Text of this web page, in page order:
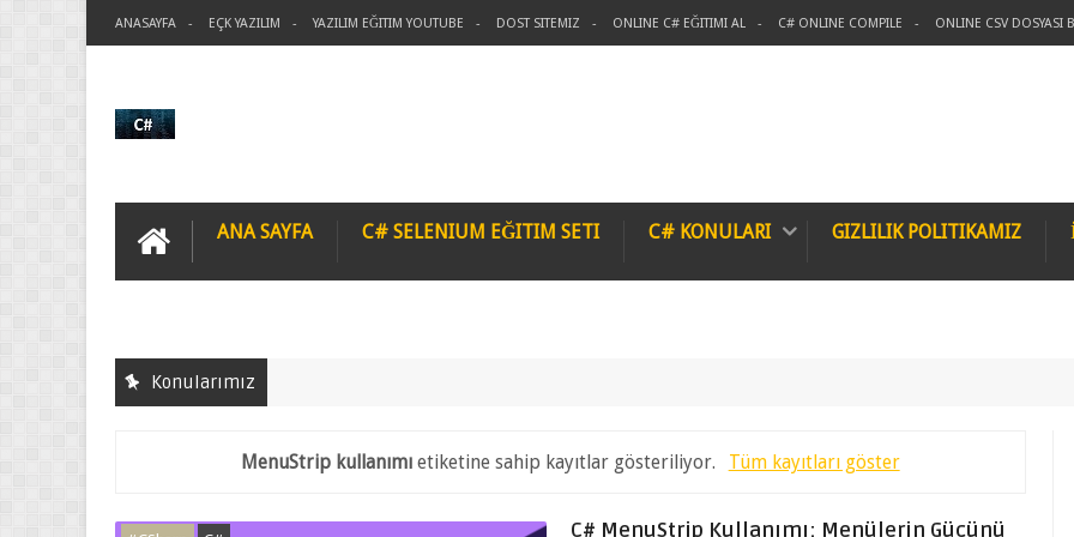
ANASAYFA EÇK YAZILIM YAZILIM EĞITIM YOUTUBE DOST SITEMIZ ONLINE C# EĞITIMI AL C# ONLINE COMPILE ONLINE CSV DOSYASI
ANA SAYFA C# SELENIUM EĞITIM SETI C# KONULARI GIZLILIK POLITIKAMIZ
Konularımız
MenuStrip kullanımı etiketine sahip kayıtlar gösteriliyor. Tüm kayıtları göster
C# MenuStrip Kullanımı: Menülerin Gücünü